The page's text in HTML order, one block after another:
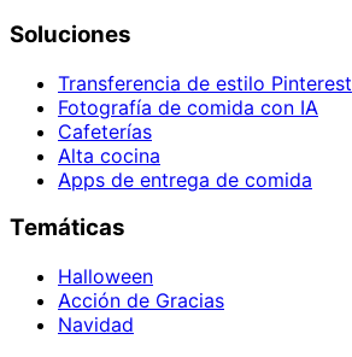
Soluciones
Transferencia de estilo Pinterest
Fotografía de comida con IA
Cafeterías
Alta cocina
Apps de entrega de comida
Temáticas
Halloween
Acción de Gracias
Navidad